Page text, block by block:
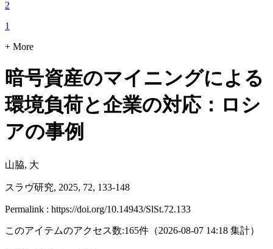
2
1
+ More
暗号資産のマイニングによる
環境負荷と企業の対応：ロシ
アの事例
山脇, 大
スラヴ研究, 2025, 72, 133-148
Permalink : https://doi.org/10.14943/SlSt.72.133
このアイテムのアクセス数:165件 （2026-08-07 14:18 集計）